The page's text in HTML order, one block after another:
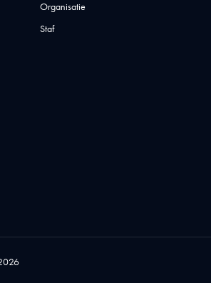
Organisatie
Staf